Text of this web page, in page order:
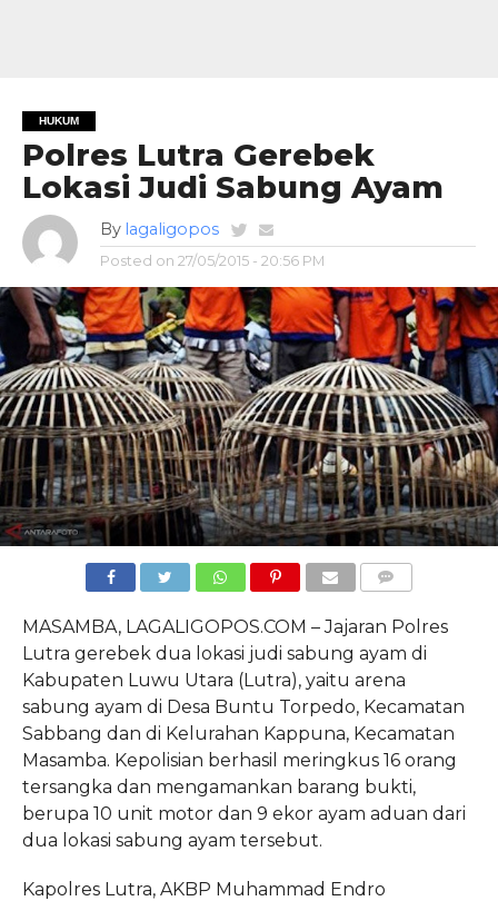
HUKUM
Polres Lutra Gerebek
Lokasi Judi Sabung Ayam
By lagaligopos
Posted on 27/05/2015 - 20:56 PM
MASAMBA, LAGALIGOPOS.COM – Jajaran Polres
Lutra gerebek dua lokasi judi sabung ayam di
Kabupaten Luwu Utara (Lutra), yaitu arena
sabung ayam di Desa Buntu Torpedo, Kecamatan
Sabbang dan di Kelurahan Kappuna, Kecamatan
Masamba. Kepolisian berhasil meringkus 16 orang
tersangka dan mengamankan barang bukti,
berupa 10 unit motor dan 9 ekor ayam aduan dari
dua lokasi sabung ayam tersebut.
Kapolres Lutra, AKBP Muhammad Endro